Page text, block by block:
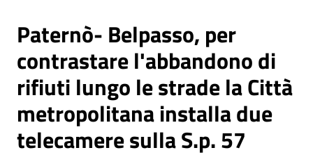
Paternò- Belpasso, per
contrastare l'abbandono di
rifiuti lungo le strade la Città
metropolitana installa due
telecamere sulla S.p. 57